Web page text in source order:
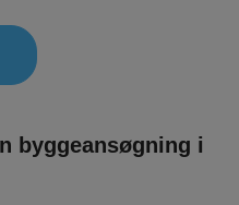
byggeansøgning i